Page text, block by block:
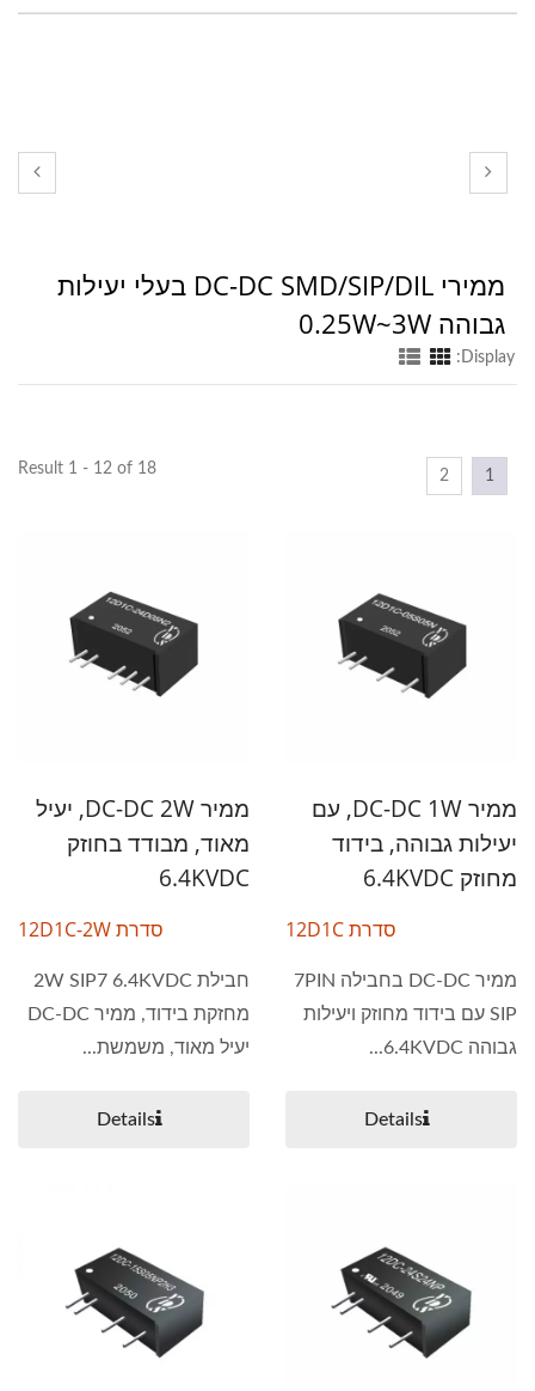
ממירי DC-DC SMD/SIP/DIL בעלי יעילות
גבוהה 0.25W~3W
Display:
Result 1 - 12 of 18 1
2
ממיר DC-DC 1W, עם
יעילות גבוהה, בידוד
מחוזק 6.4KVDC
סדרת 12D1C
ממיר DC-DC בחבילה 7PIN
SIP עם בידוד מחוזק ויעילות
גבוהה 6.4KVDC...
Details
ממיר DC-DC 2W, יעיל
מאוד, מבודד בחוזק
6.4KVDC
סדרת 12D1C-2W
חבילת 2W SIP7 6.4KVDC
מחזקת בידוד, ממיר DC-DC
יעיל מאוד, משמשת...
Details